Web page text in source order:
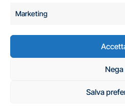
Marketing
Nega
Salva
C.A.S.I.
Analisi e